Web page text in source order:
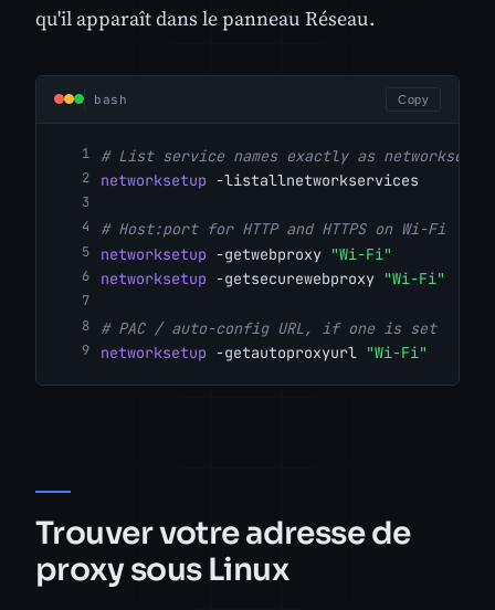
qu'il apparaît dans le panneau Réseau.
bash Copy
# List service names exactly as networksetup
networksetup -listallnetworkservices
# Host:port for HTTP and HTTPS on Wi-Fi
networksetup -getwebproxy "Wi-Fi"
networksetup -getsecurewebproxy "Wi-Fi"
# PAC / auto-config URL, if one is set
networksetup -getautoproxyurl "Wi-Fi"
Trouver votre adresse de
proxy sous Linux